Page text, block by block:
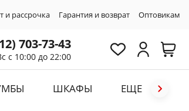
и рассрочка Гарантия и возврат Оптовикам
703-73-43
с 10:00 до 22:00
ШКАФЫ ЕЩЕ